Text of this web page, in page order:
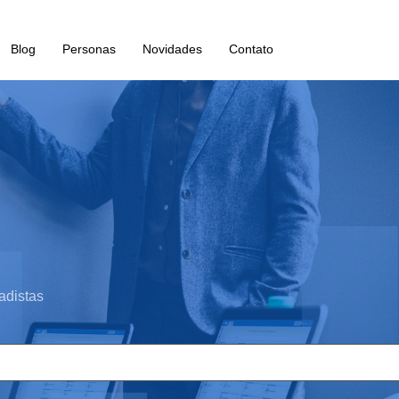
Blog Personas Novidades Contato